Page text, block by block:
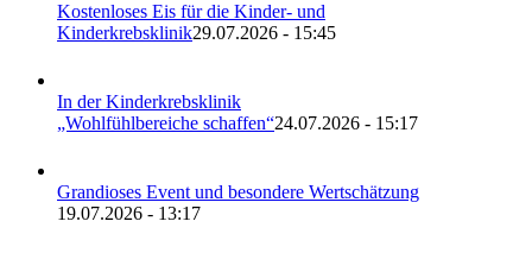
Kostenloses Eis für die Kinder- und
Kinderkrebsklinik29.07.2026 - 15:45
In der Kinderkrebsklinik
„Wohlfühlbereiche schaffen“24.07.2026 - 15:17
Grandioses Event und besondere Wertschätzung
19.07.2026 - 13:17